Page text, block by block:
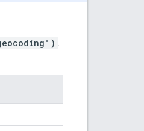
.